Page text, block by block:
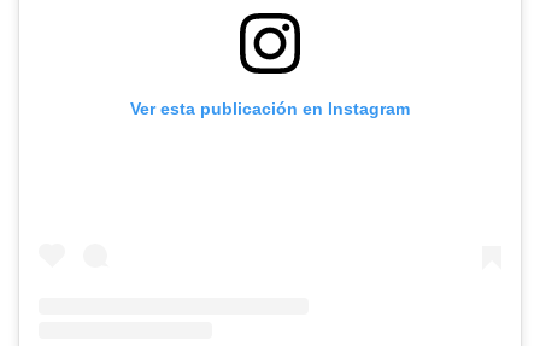
Ver esta publicación en Instagram